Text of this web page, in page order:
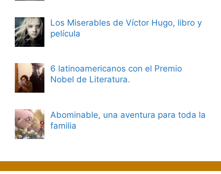
Los Miserables de Víctor Hugo, libro y
película
6 latinoamericanos con el Premio
Nobel de Literatura.
Abominable, una aventura para toda la
familia